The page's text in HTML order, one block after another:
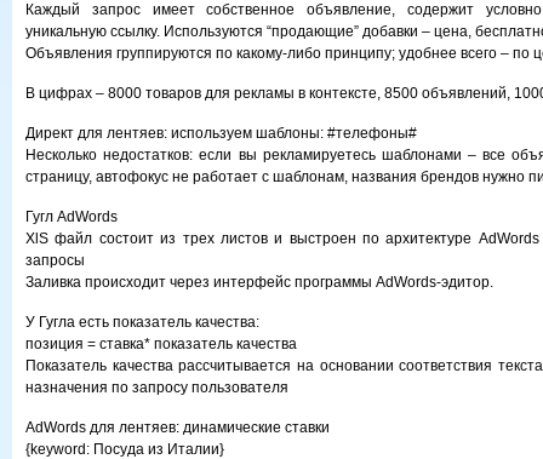
Каждый запрос имеет собственное объявление, содержит
уникальную ссылку. Используются “продающие” добавки – цена,
Объявления группируются по какому-либо принципу; удобнее всего – по
В цифрах – 8000 товаров для рекламы в контексте, 8500 объявлений,
Директ для лентяев: используем шаблоны: #телефоны#
Несколько недостатков: если вы рекламируетесь шаблонами – все
страницу, автофокус не работает с шаблонам, названия брендов нужно
Гугл AdWords
XlS файл состоит из трех листов и выстроен по архитектуре
запросы
Заливка происходит через интерфейс программы AdWords-эдитор.
У Гугла есть показатель качества:
позиция = ставка* показатель качества
Показатель качества рассчитывается на основании соответствия
назначения по запросу пользователя
AdWords для лентяев: динамические ставки
{keyword: Посуда из Италии}